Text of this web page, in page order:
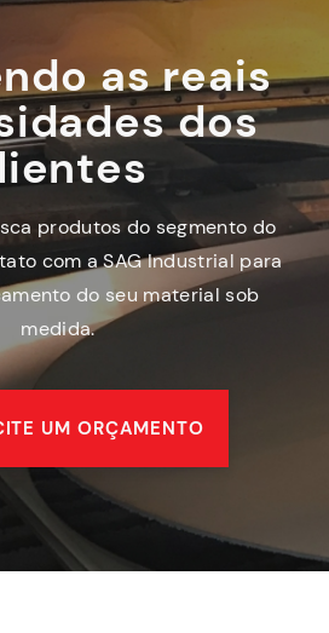
as reais
dos
produtos do segmento do
com a SAG Industrial para
do seu material sob
medida.
UM ORÇAMENTO